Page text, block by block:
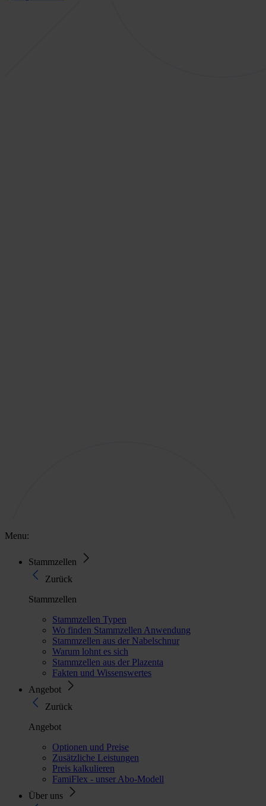
Menu:
Stammzellen
Zurück
Stammzellen
Stammzellen Typen
Wo finden Stammzellen Anwendung
Stammzellen aus der Nabelschnur
Warum lohnt es sich
Stammzellen aus der Plazenta
Fakten und Wissenswertes
Angebot
Zurück
Angebot
Optionen und Preise
Zusätzliche Leistungen
Preis kalkulieren
FamiFlex - unser Abo-Modell
Über uns